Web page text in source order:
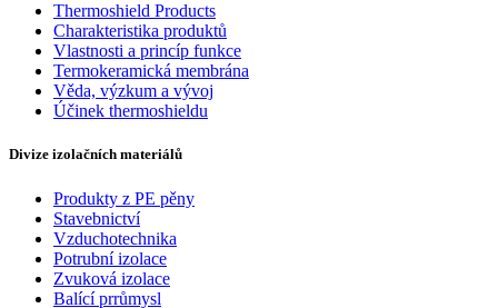
Thermoshield Products
Charakteristika produktů
Vlastnosti a princíp funkce
Termokeramická membrána
Věda, výzkum a vývoj
Účinek thermoshieldu
Divize izolačních materiálů
Produkty z PE pěny
Stavebnictví
Vzduchotechnika
Potrubní izolace
Zvuková izolace
Balící prrůmysl